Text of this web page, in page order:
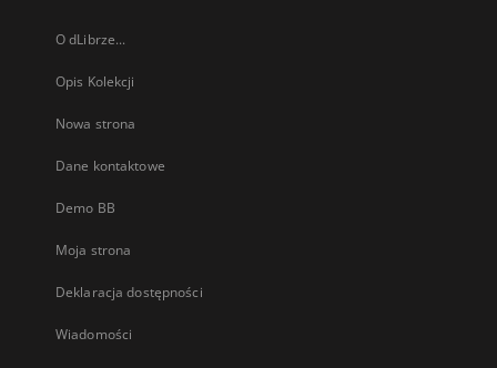
O dLibrze...
Opis Kolekcji
Nowa strona
Dane kontaktowe
Demo BB
Moja strona
Deklaracja dostępności
Wiadomości